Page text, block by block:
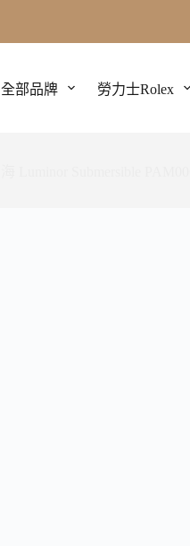
全部品牌 勞力士Rolex